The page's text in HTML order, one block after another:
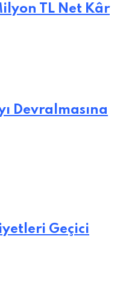
TL Net Kâr
Devralmasına
Geçici